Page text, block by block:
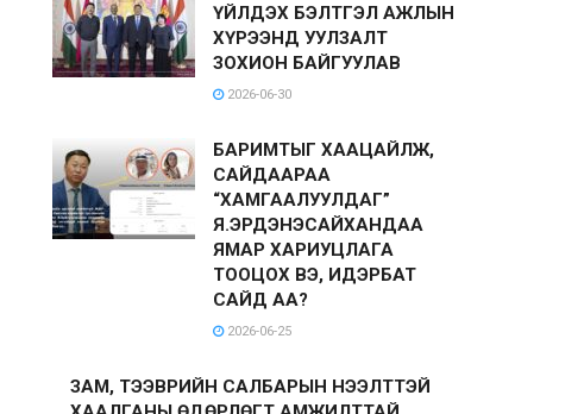
ҮЙЛДЭХ БЭЛТГЭЛ АЖЛЫН
ХҮРЭЭНД УУЛЗАЛТ
ЗОХИОН БАЙГУУЛАВ
2026-06-30
БАРИМТЫГ ХААЦАЙЛЖ,
САЙДААРАА
“ХАМГААЛУУЛДАГ”
Я.ЭРДЭНЭСАЙХАНДАА
ЯМАР ХАРИУЦЛАГА
ТООЦОХ ВЭ, ИДЭРБАТ
САЙД АА?
2026-06-25
ЗАМ, ТЭЭВРИЙН САЛБАРЫН НЭЭЛТТЭЙ